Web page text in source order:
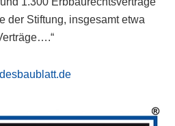
der Stiftung, insgesamt etwa